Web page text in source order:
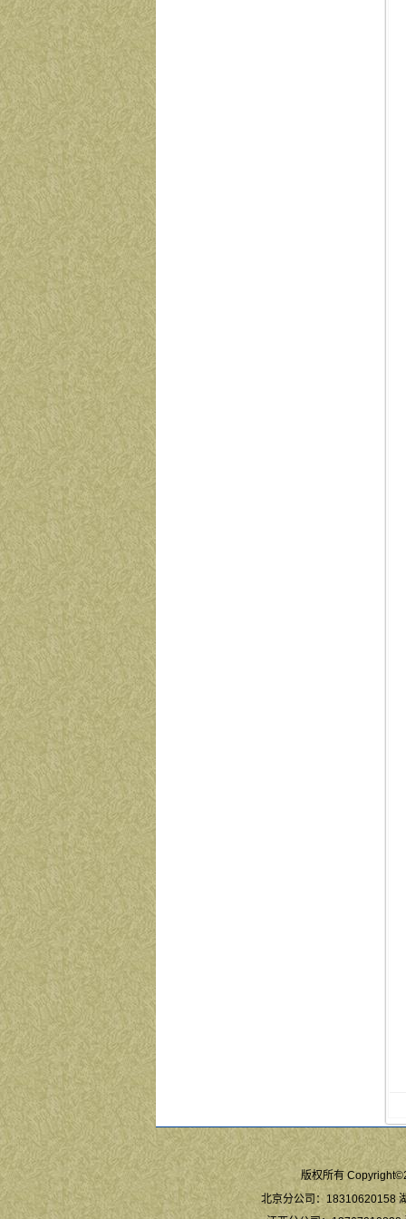
版权所有
北京分公司：18310620158